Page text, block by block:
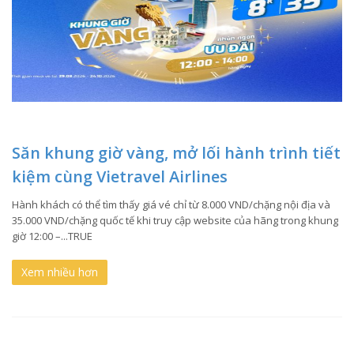
Săn khung giờ vàng, mở lối hành trình tiết
kiệm cùng Vietravel Airlines
Hành khách có thể tìm thấy giá vé chỉ từ 8.000 VND/chặng nội địa và
35.000 VND/chặng quốc tế khi truy cập website của hãng trong khung
giờ 12:00 –...TRUE
Xem nhiều hơn